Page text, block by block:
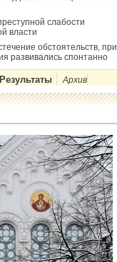
слабости
власти
обстоятельств, при
развивались спонтанно
Архив